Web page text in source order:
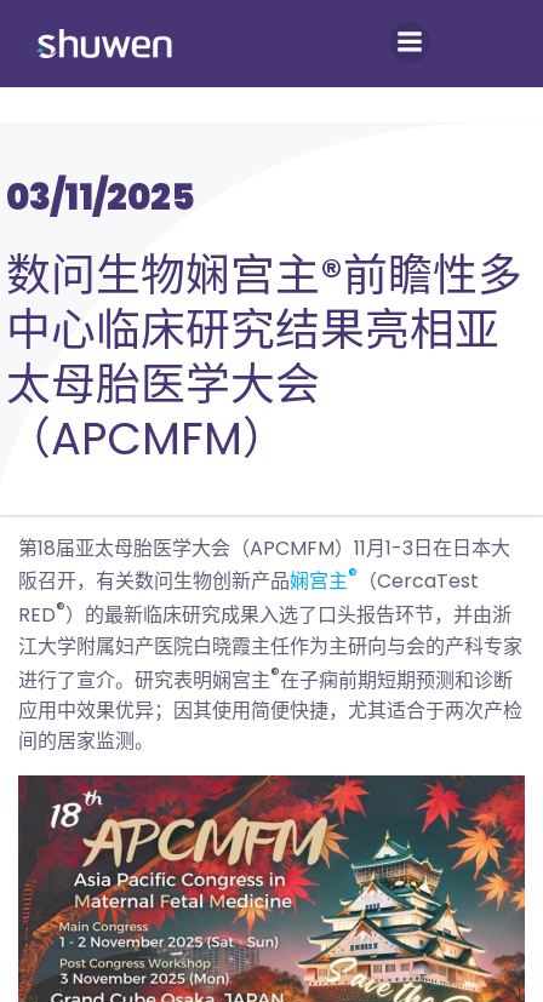
03/11/2025
数问生物娴宫主®前瞻性多
中心临床研究结果亮相亚
太母胎医学大会
（APCMFM）
第18届亚太母胎医学大会（APCMFM）11月1-3日在日本大
阪召开，有关数问生物创新产品娴宫主®
（CercaTest
RED®）的最新临床研究成果入选了口头报告环节，并由浙
江大学附属妇产医院白晓霞主任作为主研向与会的产科专家
进行了宣介。研究表明娴宫主®在子痫前期短期预测和诊断
应用中效果优异；因其使用简便快捷，尤其适合于两次产检
间的居家监测。